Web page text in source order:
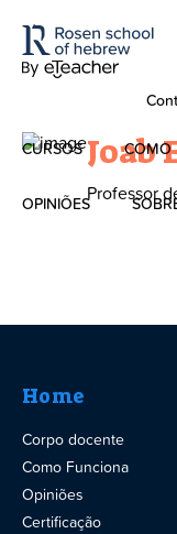
English
Português
CURSOS
Hebraico
COMO
OPINIÕES
A
Joab
Professor
Home
Corpo docente
Como Funciona
Opiniões
Certificação